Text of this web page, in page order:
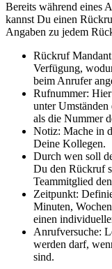
Bereits während eines
kannst Du einen
Angaben zu jedem
Rückruf
Verfügung,
beim Anrufer
Rufnummer:
unter
als die Nummer
Notiz: Mache in
Deine Kollegen.
Durch wen soll
Du den Rückruf
Teammitglied
Zeitpunkt:
Minuten,
einen
Anrufversuche:
werden darf,
sind.